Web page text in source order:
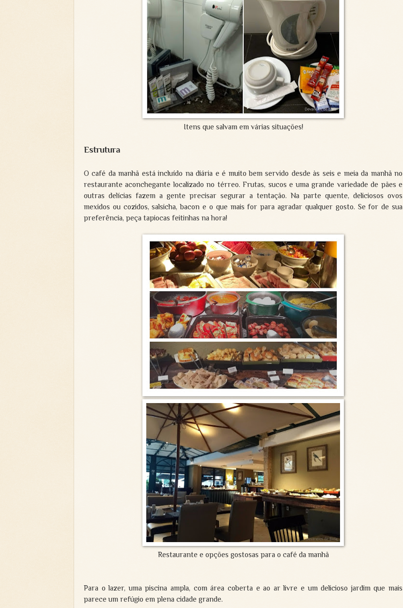
Itens que salvam em várias situações!
Estrutura
O café da manhã está incluído na diária e é muito bem servido desde às seis e meia da manhã no
restaurante aconchegante localizado no térreo. Frutas, sucos e uma grande variedade de pães e
outras delícias fazem a gente precisar segurar a tentação. Na parte quente, deliciosos ovos
mexidos ou cozidos, salsicha, bacon e o que mais for para agradar qualquer gosto. Se for de sua
preferência, peça tapiocas feitinhas na hora!
Restaurante e opções gostosas para o café da manhã
Para o lazer, uma piscina ampla, com área coberta e ao ar livre e um delicioso jardim que mais
parece um refúgio em plena cidade grande.